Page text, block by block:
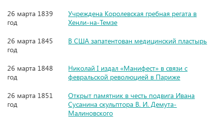
26 марта 1839
год
Учреждена Королевская гребная регата в
Хенли-на-Темзе
26 марта 1845
год
В США запатентован медицинский пластырь
26 марта 1848
год
Николай I издал «Манифест» в связи с
февральской революцией в Париже
26 марта 1851
год
Открыт памятник в честь подвига Ивана
Сусанина скульптора В. И. Демута-
Малиновского